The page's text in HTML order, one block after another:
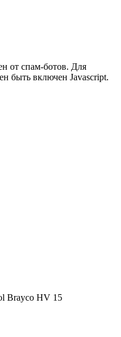
от спам-ботов. Для
быть включен Javascript.
Brayco HV 15